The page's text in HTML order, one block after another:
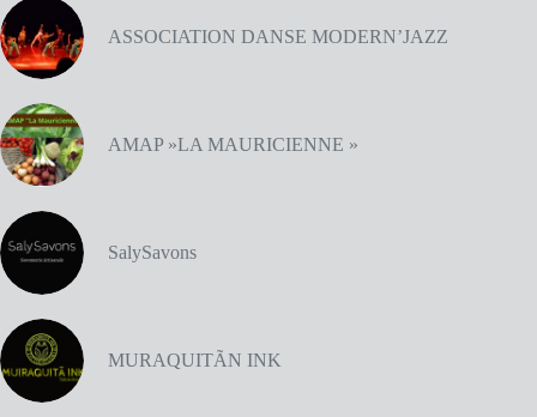
ASSOCIATION DANSE MODERN’JAZZ
AMAP »LA MAURICIENNE »
SalySavons
MURAQUITÃN INK